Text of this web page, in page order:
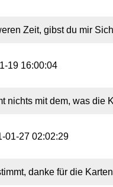
Zeit, gibst du mir
19 16:00:04
nichts mit dem, was die
01-27 02:02:29
danke für die